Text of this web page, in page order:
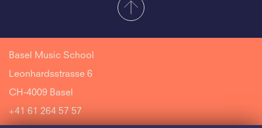
Basel Music School
Leonhardsstrasse 6
CH-4009 Basel
+41 61 264 57 57